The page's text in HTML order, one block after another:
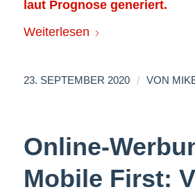
laut Prognose generiert.
Weiterlesen
23. SEPTEMBER 2020 / VON
Online-
Mobile First: